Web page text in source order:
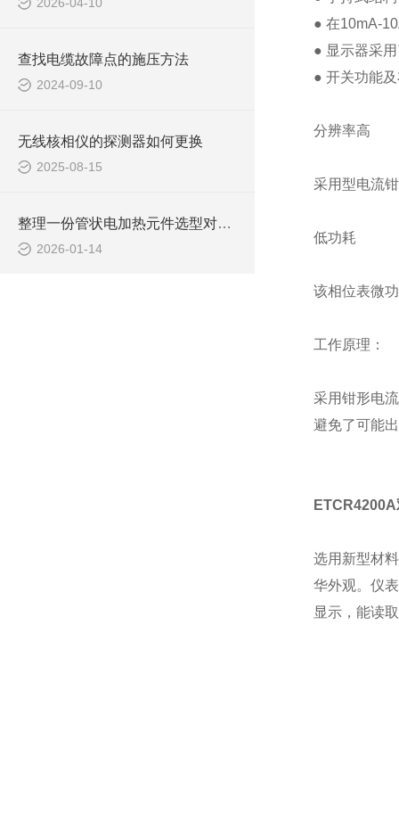
查找电缆故障点的施压方法
2024-09-10
无线核相仪的探测器如何更换
2025-08-15
整理一份管状电加热元件选型对照表
2026-01-14
● 在10mA-
● 显示器采
● 开关功能
分辨率高
采用型电流
低功耗
该相位表微
工作原理：
采用钳形电
避免了可能
选用新型材
华外观。仪
显示，能读